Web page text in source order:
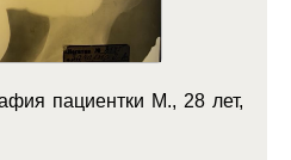
пациентки М., 28 лет,